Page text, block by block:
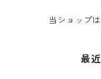
当ショップ
最